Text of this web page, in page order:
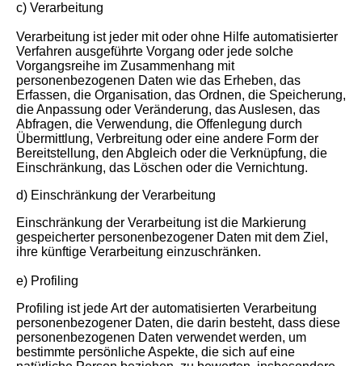
c) Verarbeitung
Verarbeitung ist jeder mit oder ohne Hilfe automatisierter
Verfahren ausgeführte Vorgang oder jede solche
Vorgangsreihe im Zusammenhang mit
personenbezogenen Daten wie das Erheben, das
Erfassen, die Organisation, das Ordnen, die Speicherung,
die Anpassung oder Veränderung, das Auslesen, das
Abfragen, die Verwendung, die Offenlegung durch
Übermittlung, Verbreitung oder eine andere Form der
Bereitstellung, den Abgleich oder die Verknüpfung, die
Einschränkung, das Löschen oder die Vernichtung.
d) Einschränkung der Verarbeitung
Einschränkung der Verarbeitung ist die Markierung
gespeicherter personenbezogener Daten mit dem Ziel,
ihre künftige Verarbeitung einzuschränken.
e) Profiling
Profiling ist jede Art der automatisierten Verarbeitung
personenbezogener Daten, die darin besteht, dass diese
personenbezogenen Daten verwendet werden, um
bestimmte persönliche Aspekte, die sich auf eine